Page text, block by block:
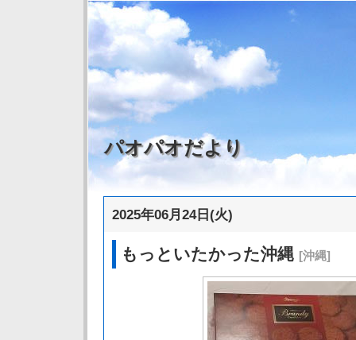
パオパオだより
2025年06月24日(火)
もっといたかった沖縄 [沖縄]